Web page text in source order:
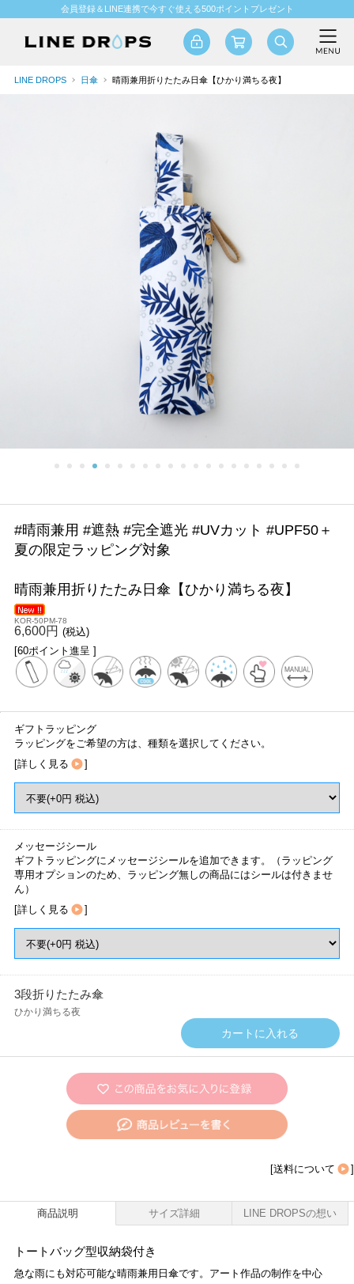
会員登録＆LINE連携で今すぐ使える500ポイントプレゼント
LINE DROPS 日傘 晴雨兼用折りたたみ日傘【ひかり満ちる夜】
#晴雨兼用 #遮熱 #完全遮光 #UVカット #UPF50＋
夏の限定ラッピング対象
晴雨兼用折りたたみ日傘【ひかり満ちる夜】
KOR-50PM-78
6,600円 (税込)
[60ポイント進呈 ]
ギフトラッピング
ラッピングをご希望の方は、種類を選択してください。
[詳しく見る ]
メッセージシール
ギフトラッピングにメッセージシールを追加できます。（ラッピング
専用オプションのため、ラッピング無しの商品にはシールは付きませ
ん）
[詳しく見る ]
3段折りたたみ傘
ひかり満ちる夜
[送料について ]
商品説明 サイズ詳細 LINE DROPSの想い
トートバッグ型収納袋付き
急な雨にも対応可能な晴雨兼用日傘です。アート作品の制作を中心